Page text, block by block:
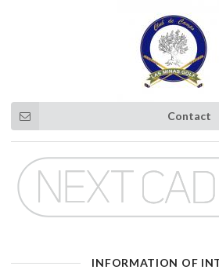
Contact
INFORMATION OF